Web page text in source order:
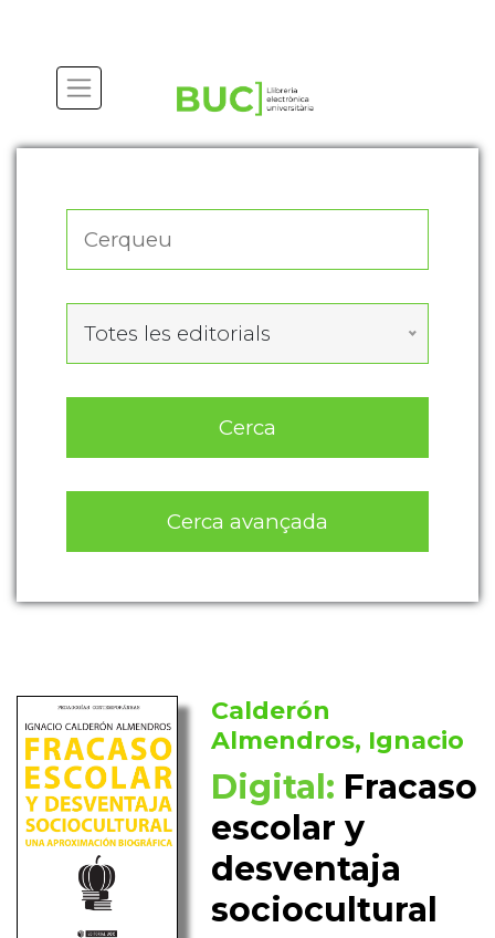
Totes les editorials
Cerca
Cerca avançada
Calderón
Almendros, Ignacio
Digital: Fracaso
escolar y
desventaja
sociocultural